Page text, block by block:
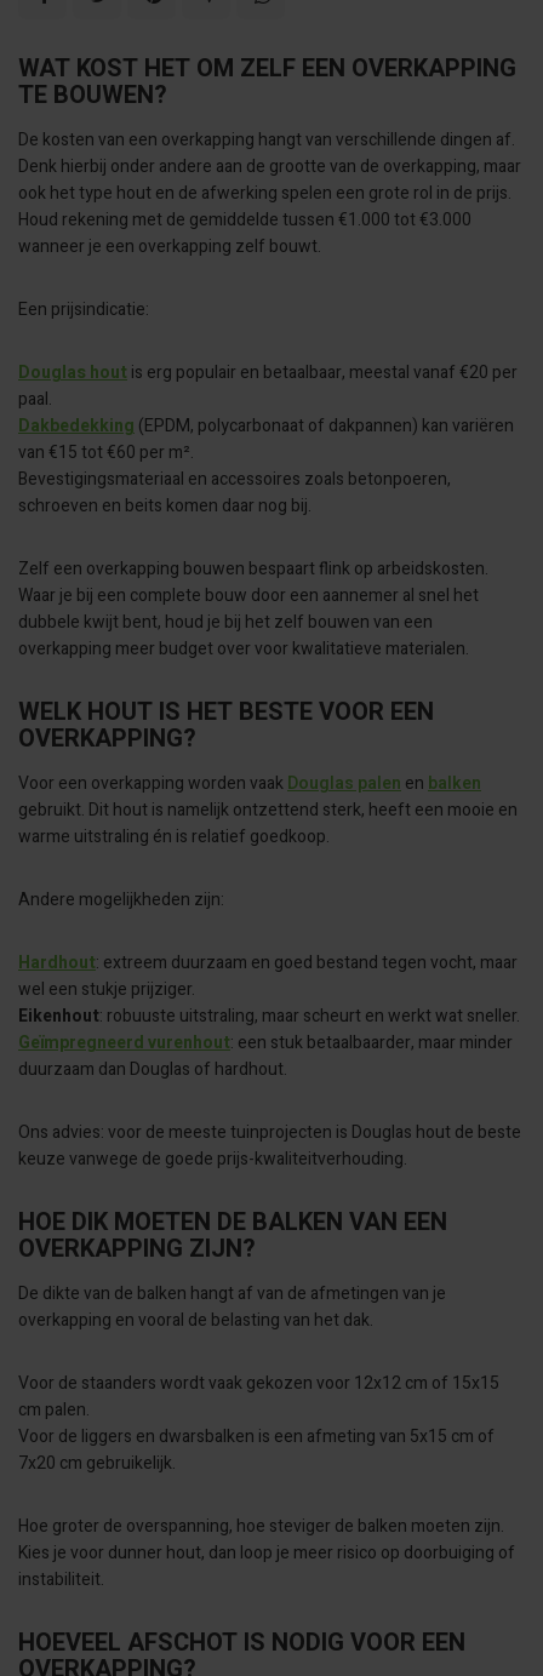
WAT KOST HET OM ZELF EEN OVERKAPPING
TE BOUWEN?
De kosten van een overkapping hangt van verschillende dingen af.
Denk hierbij onder andere aan de grootte van de overkapping, maar
ook het type hout en de afwerking spelen een grote rol in de prijs.
Houd rekening met de gemiddelde tussen €1.000 tot €3.000
wanneer je een overkapping zelf bouwt.
Een prijsindicatie:
Douglas houtis erg populair en betaalbaar, meestal vanaf €20 per
paal.
Dakbedekking(EPDM, polycarbonaat of dakpannen) kan variëren
van €15 tot €60 per m².
Bevestigingsmateriaal en accessoires zoals betonpoeren,
schroeven en beits komen daar nog bij.
Zelf een overkapping bouwen bespaart flink op arbeidskosten.
Waar je bij een complete bouw door een aannemer al snel het
dubbele kwijt bent, houd je bij het zelf bouwen van een
overkapping meer budget over voor kwalitatieve materialen.
WELK HOUT IS HET BESTE VOOR EEN
OVERKAPPING?
Voor een overkapping worden vaakDouglas palenenbalken
gebruikt. Dit hout is namelijk ontzettend sterk, heeft een mooie en
warme uitstraling én is relatief goedkoop.
Andere mogelijkheden zijn:
Hardhout: extreem duurzaam en goed bestand tegen vocht, maar
wel een stukje prijziger.
Eikenhout: robuuste uitstraling, maar scheurt en werkt wat sneller.
Geïmpregneerd vurenhout: een stuk betaalbaarder, maar minder
duurzaam dan Douglas of hardhout.
Ons advies: voor de meeste tuinprojecten is Douglas hout de beste
keuze vanwege de goede prijs-kwaliteitverhouding.
HOE DIK MOETEN DE BALKEN VAN EEN
OVERKAPPING ZIJN?
De dikte van de balken hangt af van de afmetingen van je
overkapping en vooral de belasting van het dak.
Voor de staanders wordt vaak gekozen voor 12x12 cm of 15x15
cm palen.
Voor de liggers en dwarsbalken is een afmeting van 5x15 cm of
7x20 cm gebruikelijk.
Hoe groter de overspanning, hoe steviger de balken moeten zijn.
Kies je voor dunner hout, dan loop je meer risico op doorbuiging of
instabiliteit.
HOEVEEL AFSCHOT IS NODIG VOOR EEN